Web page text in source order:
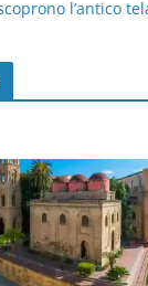
l’antico